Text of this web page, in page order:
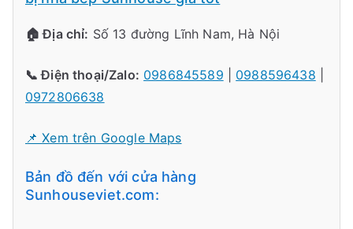
🏠 Địa chỉ: Số 13 đường Lĩnh Nam, Hà Nội
📞 Điện thoại/Zalo: 0986845589 0988596438
0972806638
📌 Xem trên Google Maps
Bản đồ đến với cửa hàng
Sunhouseviet.com: